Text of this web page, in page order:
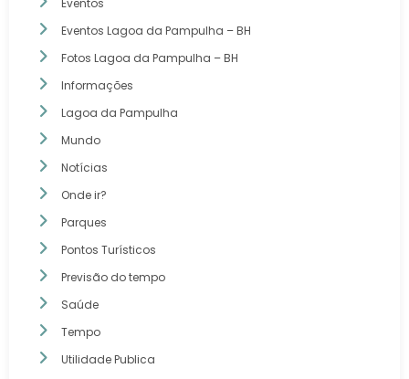
Eventos
Eventos Lagoa da Pampulha – BH
Fotos Lagoa da Pampulha – BH
Informações
Lagoa da Pampulha
Mundo
Notícias
Onde ir?
Parques
Pontos Turísticos
Previsão do tempo
Saúde
Tempo
Utilidade Publica